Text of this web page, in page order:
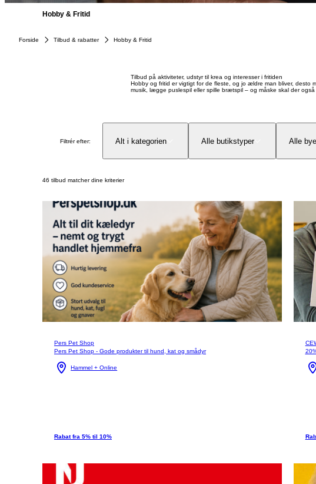
Hobby & Fritid
Forside Tilbud & rabatter Hobby & Fritid
Tilbud på aktiviteter, udstyr til krea og interesser i fritiden
Hobby og fritid er vigtigt for de fleste, og jo ældre man bliver, desto
musik, lægge puslespil eller spille brætspil – og måske skal der
Filtrér efter: Alt i kategorien Alle butikstyper Alle
46 tilbud matcher dine kriterier
Pers Pet Shop
Pers Pet Shop - Gode produkter til hund, kat og smådyr
Hammel + Online
Rabat fra 5% til 10%